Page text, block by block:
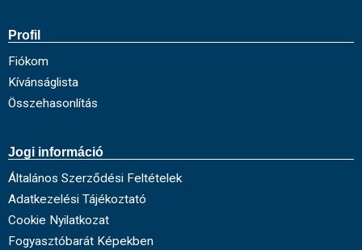
Profil
Fiókom
Kívánságlista
Összehasonlítás
Jogi információ
Általános Szerződési Feltételek
Adatkezelési Tájékoztató
Cookie Nyilatkozat
Fogyasztóbarát Képekben